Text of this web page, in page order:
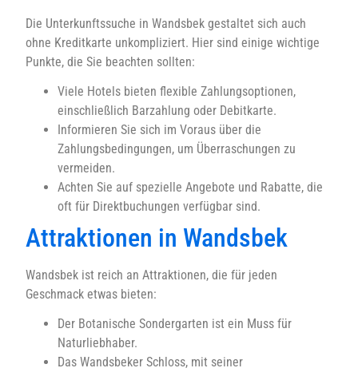
Die Unterkunftssuche in Wandsbek gestaltet sich auch
ohne Kreditkarte unkompliziert. Hier sind einige wichtige
Punkte, die Sie beachten sollten:
Viele Hotels bieten flexible Zahlungsoptionen,
einschließlich Barzahlung oder Debitkarte.
Informieren Sie sich im Voraus über die
Zahlungsbedingungen, um Überraschungen zu
vermeiden.
Achten Sie auf spezielle Angebote und Rabatte, die
oft für Direktbuchungen verfügbar sind.
Attraktionen in Wandsbek
Wandsbek ist reich an Attraktionen, die für jeden
Geschmack etwas bieten:
Der Botanische Sondergarten ist ein Muss für
Naturliebhaber.
Das Wandsbeker Schloss, mit seiner